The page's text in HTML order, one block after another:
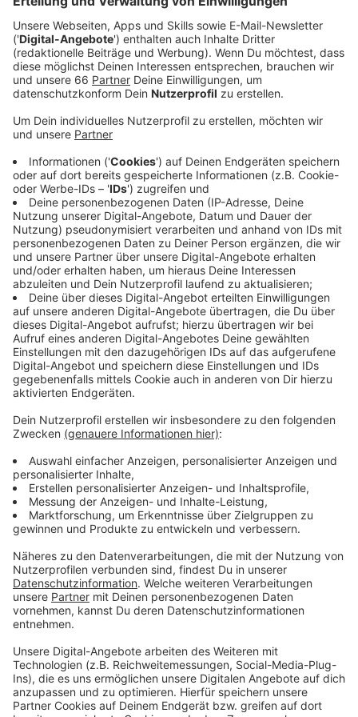
Anzeige
Details zu den Einsätzen
In der vergangenen Nacht wurde eine Frau im
Düsseldorfer Norden bei einem Brand lebensgefährlich
verletzt. Laut der Feuerwehr war in ihrer
Erdgeschosswohnung in Kaiserswerth ein Feuer
ausgebrochen. Das konnte aber schnell unter
Kontrolle gebracht werden. Die 80-jährige kam ins
Krankenhaus.
Bereits am Mittwoch musste die Düsseldorf
Feuerwehr gleich zu zwei Bränden in Garath ausrücken:
Zuerst musste sie einen50-jährigen aus seiner
angrenzende Balkon waren völlig ausgebrannt. Am
Garathabgebrannt. Elf Menschen mussten in
Notunterkünfte gebracht werden. Verletzt wurde
niemand.
Anzeige
Weitere Infos und Links zum Thema:
Anzeige
Alle Blaulichtmeldungen aus Düsseldorf
Die Feuerwehr soll weiter wachsen